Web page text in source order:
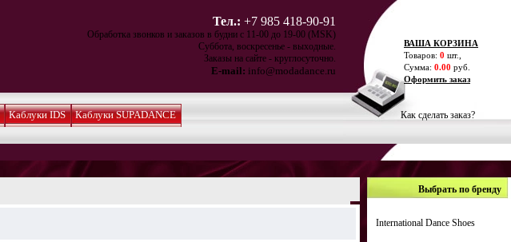
Тел.: +7 985 418-90-91
Обработка звонков и заказов в будни с 11-00 до 19-00 (MSK)
Суббота, воскресенье - выходные.
Заказы на сайте - круглосуточно.
E-mail: info@modadance.ru
Каблуки IDS Каблуки SUPADANCE
ВАША КОРЗИНА
Товаров: 0 шт.,
Сумма: 0.00 руб.
Оформить заказ
Как сделать заказ?
Выбрать по бренду
International Dance Shoes